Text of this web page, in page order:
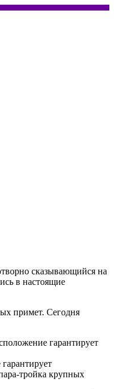
сказывающийся на
в настоящие
примет. Сегодня
гарантирует
тройка крупных